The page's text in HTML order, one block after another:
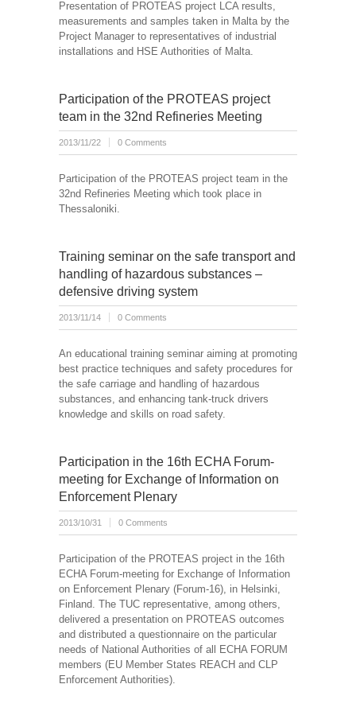
Presentation of PROTEAS project LCA results,
measurements and samples taken in Malta by the
Project Manager to representatives of industrial
installations and HSE Authorities of Malta.
Participation of the PROTEAS project
team in the 32nd Refineries Meeting
2013/11/22 0 Comments
Participation of the PROTEAS project team in the
32nd Refineries Meeting which took place in
Thessaloniki.
Training seminar on the safe transport and
handling of hazardous substances –
defensive driving system
2013/11/14 0 Comments
An educational training seminar aiming at promoting
best practice techniques and safety procedures for
the safe carriage and handling of hazardous
substances, and enhancing tank-truck drivers
knowledge and skills on road safety.
Participation in the 16th ECHA Forum-
meeting for Exchange of Information on
Enforcement Plenary
2013/10/31 0 Comments
Participation of the PROTEAS project in the 16th
ECHA Forum-meeting for Exchange of Information
on Enforcement Plenary (Forum-16), in Helsinki,
Finland. The TUC representative, among others,
delivered a presentation on PROTEAS outcomes
and distributed a questionnaire on the particular
needs of National Authorities of all ECHA FORUM
members (EU Member States REACH and CLP
Enforcement Authorities).